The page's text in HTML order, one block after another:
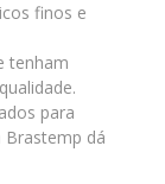
finos e
tenham
para
Brastemp dá